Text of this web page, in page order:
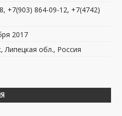
+7(903) 864-09-12, +7(4742)
2017
Липецкая обл., Россия